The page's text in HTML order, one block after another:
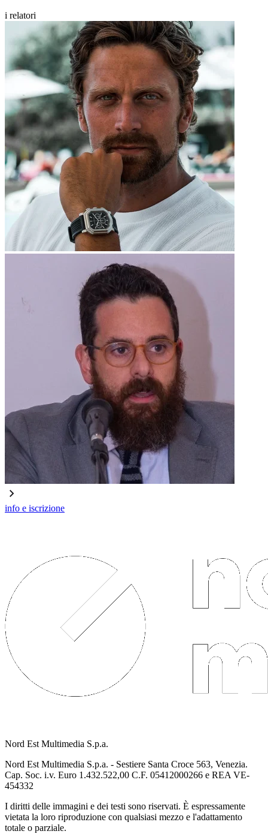
i relatori
info e iscrizione
Nord Est Multimedia S.p.a.
Nord Est Multimedia S.p.a. - Sestiere Santa Croce 563, Venezia.
Cap. Soc. i.v. Euro 1.432.522,00 C.F. 05412000266 e REA VE-
454332
I diritti delle immagini e dei testi sono riservati. È espressamente
vietata la loro riproduzione con qualsiasi mezzo e l'adattamento
totale o parziale.